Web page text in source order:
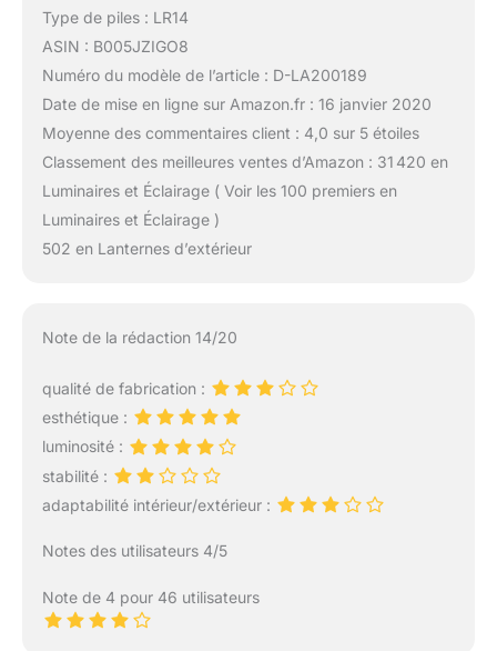
Type de piles : LR14
ASIN : B005JZIGO8
Numéro du modèle de l’article : D-LA200189
Date de mise en ligne sur Amazon.fr : 16 janvier 2020
Moyenne des commentaires client : 4,0 sur 5 étoiles
Classement des meilleures ventes d’Amazon : 31 420 en
Luminaires et Éclairage ( Voir les 100 premiers en
Luminaires et Éclairage )
502 en Lanternes d’extérieur
Note de la rédaction 14/20
qualité de fabrication :
esthétique :
luminosité :
stabilité :
adaptabilité intérieur/extérieur :
Notes des utilisateurs 4/5
Note de 4 pour 46 utilisateurs